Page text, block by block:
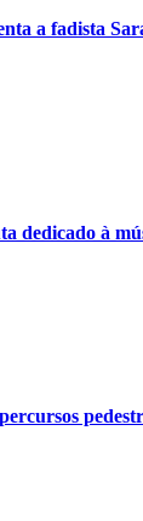
a fadista
dedicado à